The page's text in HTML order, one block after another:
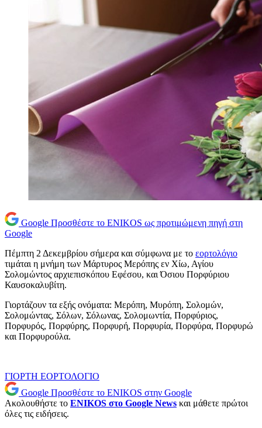
Google Προσθέστε το ENIKOS ως προτιμώμενη πηγή στη
Google
Πέμπτη 2 Δεκεμβρίου σήμερα και σύμφωνα με το εορτολόγιο
τιμάται η μνήμη των Μάρτυρος Μερόπης εν Χίω, Αγίου
Σολομώντος αρχιεπισκόπου Εφέσου, και Όσιου Πορφύριου
Καυσοκαλυβίτη.
Γιορτάζουν τα εξής ονόματα: Μερόπη, Μυρόπη, Σολομών,
Σολομώντας, Σόλων, Σόλωνας, Σολομωντία, Πορφύριος,
Πορφυρός, Πορφύρης, Πορφυρή, Πορφυρία, Πορφύρα, Πορφυρώ
και Πορφυρούλα.
ΓΙΟΡΤΗ ΕΟΡΤΟΛΟΓΙΟ
Google Προσθέστε το ENIKOS στην Google
Ακολουθήστε το ENIKOS στο Google News και μάθετε πρώτοι
όλες τις ειδήσεις.